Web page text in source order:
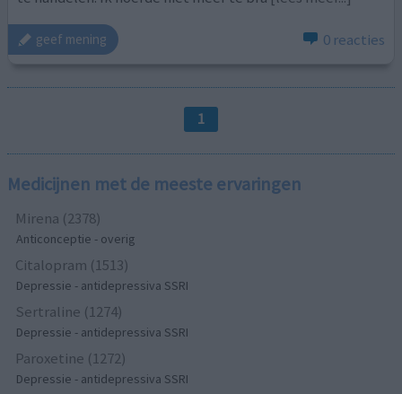
geef mening 0 reacties
1
Medicijnen met de meeste ervaringen
Mirena (2378)
Anticonceptie - overig
Citalopram (1513)
Depressie - antidepressiva SSRI
Sertraline (1274)
Depressie - antidepressiva SSRI
Paroxetine (1272)
Depressie - antidepressiva SSRI